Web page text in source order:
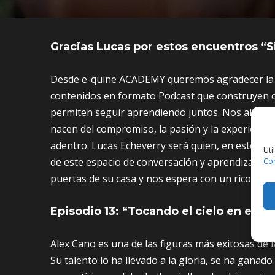
Gracias Lucas por estos encuentros
Desde e-quine ACADEMY queremos agradecer
contenidos en formato Podcast que construyen
permiten seguir aprendiendo juntos. Nos
nacen del compromiso, la pasión y la
adentro. Lucas Echeverry será quien, en este y
de este espacio de conversación y aprendizaje
puertas de su casa y nos espera con un rico café.
Episodio 13: “Tocando el cielo en el
Alex Cano es una de las figuras más exitosas
Su talento lo ha llevado a la gloria, se ha